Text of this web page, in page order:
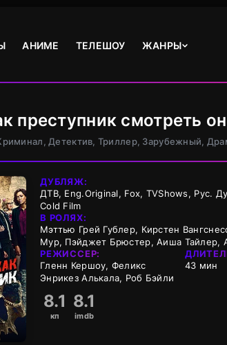
АНИМЕ ТЕЛЕШОУ ЖАНРЫ
преступник смотреть
Детектив, Триллер, Зарубежный,
ДУБЛЯЖ:
ДТВ, Eng.Original, Fox, TVShows, Рус.
Cold Film
В РОЛЯХ:
Мэттью Грей Гублер, Кирстен
Мур, Пэйджет Брюстер, Аиша Тайлер,
РЕЖИССЕР:
Гленн Кершоу, Феликс
Энрикез Алькала, Роб Бэйли
43 мин
8.1
кп
8.1
imdb